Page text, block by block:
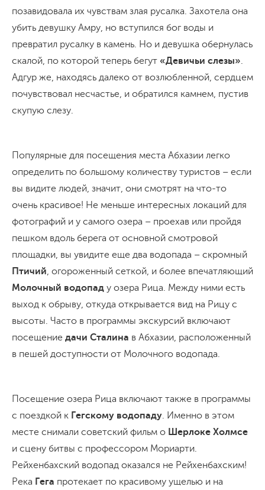
позавидовала их чувствам злая русалка. Захотела она
убить девушку Амру, но вступился бог воды и
превратил русалку в камень. Но и девушка обернулась
скалой, по которой теперь бегут «Девичьи слезы».
Адгур же, находясь далеко от возлюбленной, сердцем
почувствовал несчастье, и обратился камнем, пустив
скупую слезу.
Популярные для посещения места Абхазии легко
определить по большому количеству туристов – если
вы видите людей, значит, они смотрят на что-то
очень красивое! Не меньше интересных локаций для
фотографий и у самого озера – проехав или пройдя
пешком вдоль берега от основной смотровой
площадки, вы увидите еще два водопада – скромный
Птичий, огороженный сеткой, и более впечатляющий
Молочный водопад у озера Рица. Между ними есть
выход к обрыву, откуда открывается вид на Рицу с
высоты. Часто в программы экскурсий включают
посещение дачи Сталина в Абхазии, расположенный
в пешей доступности от Молочного водопада.
Посещение озера Рица включают также в программы
с поездкой к Гегскому водопаду. Именно в этом
месте снимали советский фильм о Шерлоке Холмсе
и сцену битвы с профессором Мориарти.
Рейхенбахский водопад оказался не Рейхенбахским!
Река Гега протекает по красивому ущелью и на